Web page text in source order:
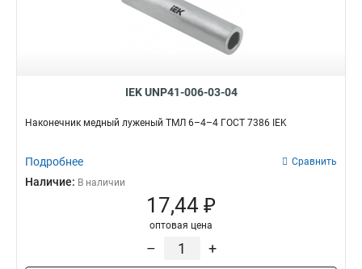
IEK UNP41-006-03-04
Наконечник медный луженый ТМЛ 6–4–4 ГОСТ 7386 IEK
Подробнее Сравнить
Наличие: В наличии
17,44 ₽
оптовая цена
– +